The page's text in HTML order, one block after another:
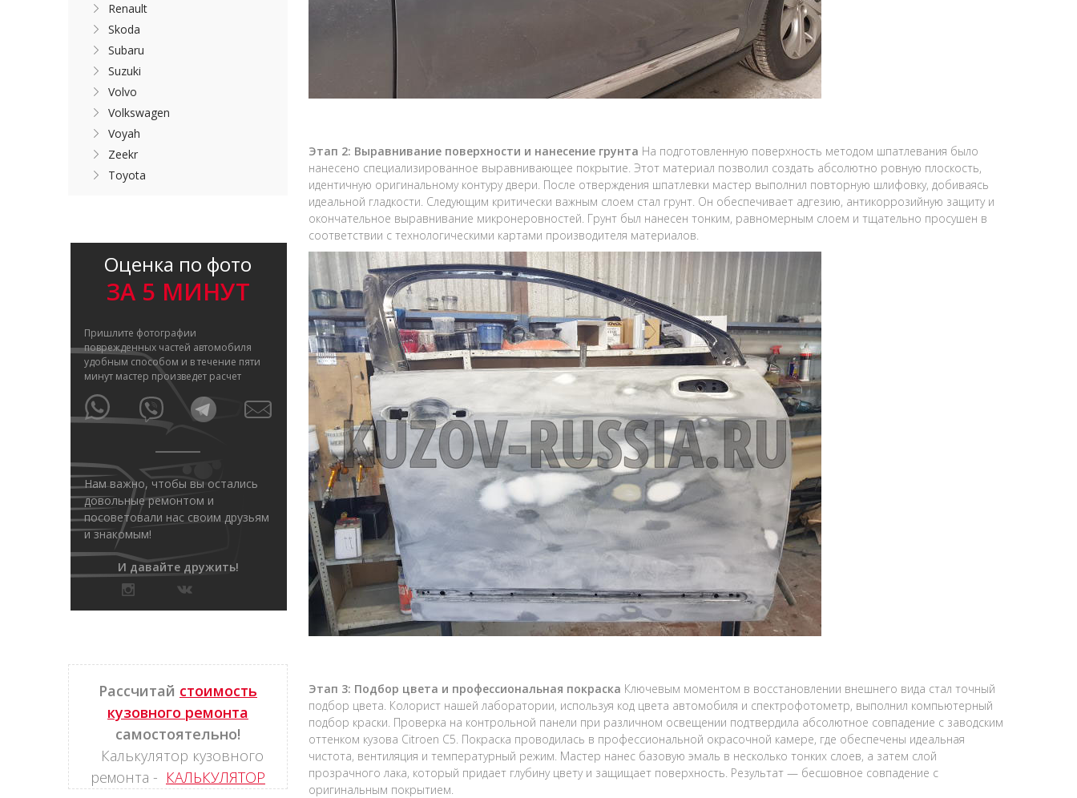
Этап 2: Выравнивание поверхности и нанесение грунта На подготовленную поверхность методом шпатлевания было
нанесено специализированное выравнивающее покрытие. Этот материал позволил создать абсолютно ровную плоскость,
идентичную оригинальному контуру двери. После отверждения шпатлевки мастер выполнил повторную шлифовку, добиваясь
идеальной гладкости. Следующим критически важным слоем стал грунт. Он обеспечивает адгезию, антикоррозийную защиту и
окончательное выравнивание микронеровностей. Грунт был нанесен тонким, равномерным слоем и тщательно просушен в
соответствии с технологическими картами производителя материалов.
Этап 3: Подбор цвета и профессиональная покраска Ключевым моментом в восстановлении внешнего вида стал точный
подбор цвета. Колорист нашей лаборатории, используя код цвета автомобиля и спектрофотометр, выполнил компьютерный
подбор краски. Проверка на контрольной панели при различном освещении подтвердила абсолютное совпадение с заводским
оттенком кузова Citroen C5. Покраска проводилась в профессиональной окрасочной камере, где обеспечены идеальная
чистота, вентиляция и температурный режим. Мастер нанес базовую эмаль в несколько тонких слоев, а затем слой
прозрачного лака, который придает глубину цвету и защищает поверхность. Результат — бесшовное совпадение с
оригинальным покрытием.
Renault
Skoda
Subaru
Suzuki
Volvo
Volkswagen
Voyah
Zeekr
Toyota
Оценка по фото
ЗА 5 МИНУТ
Пришлите фотографии
поврежденных частей автомобиля
удобным способом и в течение пяти
минут мастер произведет расчет
Нам важно, чтобы вы остались
довольные ремонтом и
посоветовали нас своим друзьям
и знакомым!
И давайте дружить!
Рассчитай стоимость
кузовного ремонта
самостоятельно!
Калькулятор кузовного
ремонта - КАЛЬКУЛЯТОР